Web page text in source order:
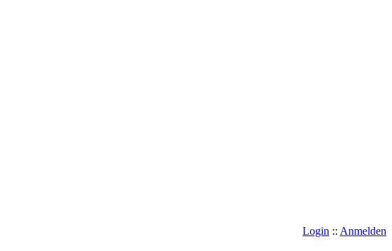
Login :: Anmelden